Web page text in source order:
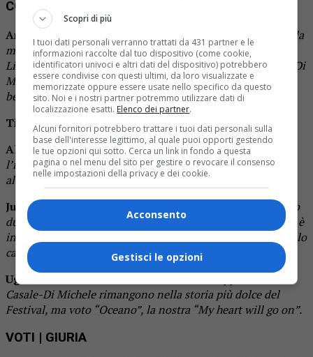
COMMENTI | GIURIA
Andrea Direnzo
“Oceano” è un tripudio di Bellezza, per la
musica, per le parole, per la voce, per l’interpretazione di
Lisa. Amo molto anche “Gli amori diversi” del duo Casale/Di
Michele, ma bisogna scegliere, dunque… “Oceano”, molto
bella anche nella versione di Josh Groban.
Timothy Cavicchini
Oceano. Un bel viaggio tra le note.
Alberto Barina :Pur amando Grazia e Rossana…
l’indimenticabile “Oceano” di Lisa, è una poesia che vola
alta e con la sua voce vola ancora più alto.
Juary Santini
Lisa ha avuto il merito di portare a Sanremo
due grandi brani come “Sempre” e “Oceano”, ma “Oceano” è
indiscutibilmente un brano confezionato ad arte. Un piccolo
capolavoro dall’atmosfera unica.
Ugo Stomeo
Casale-Di Michele rimangono nella storia più dolce del
Festival, ma voto “Oceano”, la nostra “My heart will go on”.
VOTI | GIURIA
Scopri di più
I tuoi dati personali verranno trattati da 431 partner e le
informazioni raccolte dal tuo dispositivo (come cookie,
identificatori univoci e altri dati del dispositivo) potrebbero
essere condivise con questi ultimi, da loro visualizzate e
memorizzate oppure essere usate nello specifico da questo
sito. Noi e i nostri partner potremmo utilizzare dati di
localizzazione esatti. Elenco dei partner.
Alcuni fornitori potrebbero trattare i tuoi dati personali sulla
base dell'interesse legittimo, al quale puoi opporti gestendo
le tue opzioni qui sotto. Cerca un link in fondo a questa
pagina o nel menu del sito per gestire o revocare il consenso
nelle impostazioni della privacy e dei cookie.
Acconsento
Gestisci le opzioni